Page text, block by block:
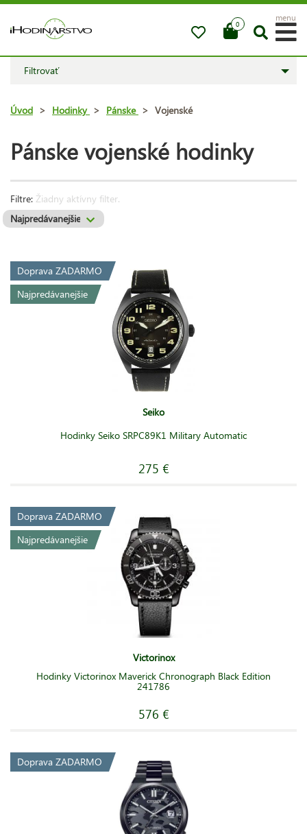
0
menu
Filtrovať
Úvod > Hodinky > Pánske > Vojenské
Pánske vojenské hodinky
Filtre: Žiadny aktívny filter.
Doprava ZADARMO
Najpredávanejšie
Seiko
Hodinky Seiko SRPC89K1 Military Automatic
275 €
Doprava ZADARMO
Najpredávanejšie
Victorinox
Hodinky Victorinox Maverick Chronograph Black Edition
241786
576 €
Doprava ZADARMO